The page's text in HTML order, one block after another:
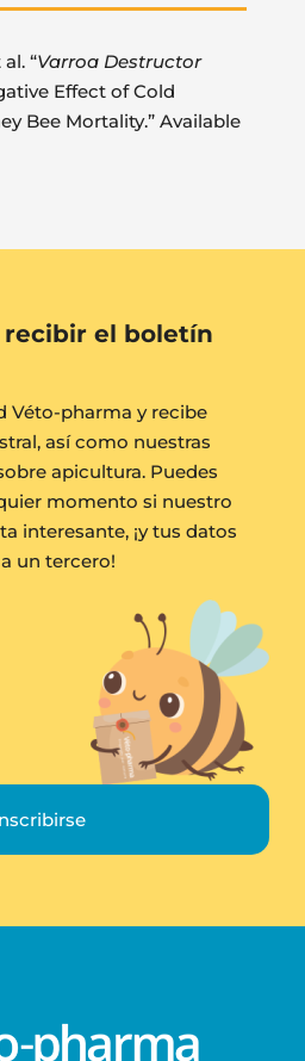
“Varroa Destructor
Effect of Cold
Bee Mortality.” Available
el boletín
Véto-pharma y recibe
así como nuestras
apicultura. Puedes
momento si nuestro
interesante, ¡y tus datos
un tercero!